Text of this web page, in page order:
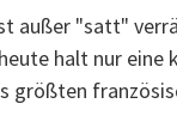
außer "satt"
halt nur
größten